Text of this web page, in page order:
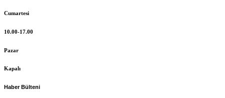
Cumartesi
10.00-17.00
Pazar
Kapalı
Haber Bülteni